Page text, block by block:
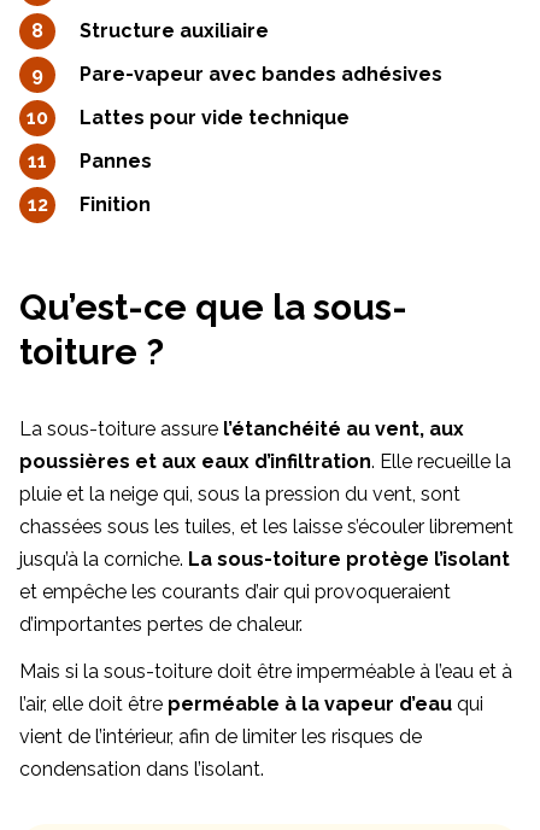
Structure auxiliaire
Pare-vapeur avec bandes adhésives
Lattes pour vide technique
Pannes
Finition
Qu’est-ce que la sous-
toiture ?
La sous-toiture assure l’étanchéité au vent, aux
poussières et aux eaux d’infiltration. Elle recueille la
pluie et la neige qui, sous la pression du vent, sont
chassées sous les tuiles, et les laisse s’écouler librement
jusqu’à la corniche. La sous-toiture protège l’isolant
et empêche les courants d’air qui provoqueraient
d’importantes pertes de chaleur.
Mais si la sous-toiture doit être imperméable à l’eau et à
l’air, elle doit être perméable à la vapeur d’eau qui
vient de l’intérieur, afin de limiter les risques de
condensation dans l’isolant.